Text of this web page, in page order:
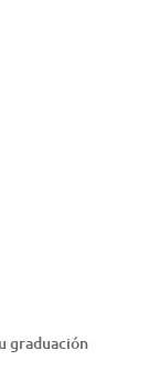
graduación